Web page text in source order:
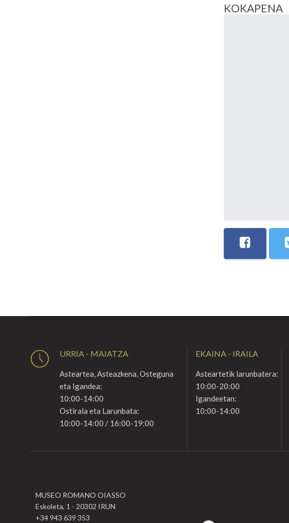
KOKAPENA
URRIA - MAIATZA
Asteartea, Asteazkena, Osteguna
eta Igandea:
10:00-14:00
Ostirala eta Larunbata:
10:00-14:00 / 16:00-19:00
EKAINA - IRAILA
Asteartetik larunbatera:
10:00-20:00
Igandeetan:
10:00-14:00
MUSEO ROMANO OIASSO
Eskoleta, 1 - 20302 IRUN
+34 943 639 353